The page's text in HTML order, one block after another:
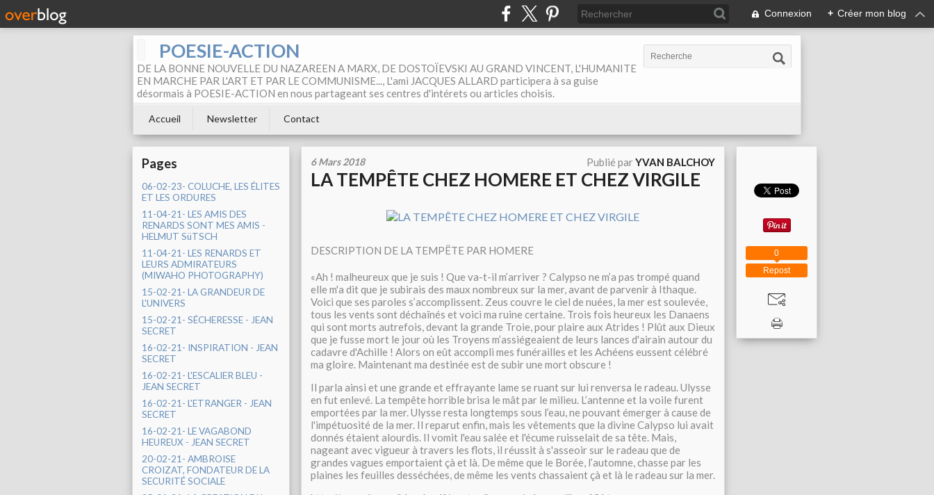
Connexion + Créer mon blog
POESIE-ACTION
DE LA BONNE NOUVELLE DU NAZAREEN A MARX, DE DOSTOÏEVSKI AU GRAND VINCENT, L'HUMANITE
EN MARCHE PAR L'ART ET PAR LE COMMUNISME..., L'ami JACQUES ALLARD participera à sa guise
désormais à POESIE-ACTION en nous partageant ses centres d'intérets ou articles choisis.
Accueil Newsletter Contact
Pages
06-02-23- COLUCHE, LES ÉLITES
ET LES ORDURES
11-04-21- LES AMIS DES
RENARDS SONT MES AMIS -
HELMUT SüTSCH
11-04-21- LES RENARDS ET
LEURS ADMIRATEURS
(MIWAHO PHOTOGRAPHY)
15-02-21- LA GRANDEUR DE
L'UNIVERS
15-02-21- SÉCHERESSE - JEAN
SECRET
16-02-21- INSPIRATION - JEAN
SECRET
16-02-21- L'ESCALIER BLEU -
JEAN SECRET
16-02-21- L'ETRANGER - JEAN
SECRET
16-02-21- LE VAGABOND
HEUREUX - JEAN SECRET
20-02-21- AMBROISE
CROIZAT, FONDATEUR DE LA
SECURITÉ SOCIALE
6 Mars 2018 Publié parYVAN BALCHOY
LA TEMPÊTE CHEZ HOMERE ET CHEZ VIRGILE
DESCRIPTION DE LA TEMPËTE PAR HOMERE
«Ah ! malheureux que je suis ! Que va-t-il m’arriver ? Calypso ne m’a pas trompé quand
elle m'a dit que je subirais des maux nombreux sur la mer, avant de parvenir à Ithaque.
Voici que ses paroles s’accomplissent. Zeus couvre le ciel de nuées, la mer est soulevée,
tous les vents sont déchaînés et voici ma ruine certaine. Trois fois heureux les Danaens
qui sont morts autrefois, devant la grande Troie, pour plaire aux Atrides ! Plût aux Dieux
que je fusse mort le jour où les Troyens m’assiégeaient de leurs lances d'airain autour du
cadavre d'Achille ! Alors on eût accompli mes funérailles et les Achéens eussent célébré
ma gloire. Maintenant ma destinée est de subir une mort obscure !
Il parla ainsi et une grande et effrayante lame se ruant sur lui renversa le radeau. Ulysse
en fut enlevé. La tempête horrible brisa le mât par le milieu. L’antenne et la voile furent
emportées par la mer. Ulysse resta longtemps sous l’eau, ne pouvant émerger à cause de
l'impétuosité de la mer. Il reparut enfin, mais les vêtements que la divine Calypso lui avait
donnés étaient alourdis. Il vomit l'eau salée et l'écume ruisselait de sa tête. Mais,
nageant avec vigueur à travers les flots, il réussit à s'asseoir sur le radeau que de
grandes vagues emportaient çà et là. De même que le Borée, l’automne, chasse par les
plaines les feuilles desséchées, de même les vents chassaient çà et là le radeau sur la mer.
Repost
0